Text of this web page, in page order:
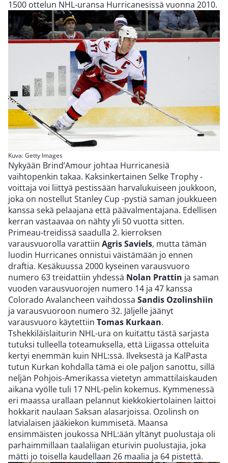
1500 ottelun NHL-uransa Hurricanesissä vuonna 2010.
Kuva: Getty Images
Nykyään Brind’Amour johtaa Hurricanesiä
vaihtopenkin takaa. Kaksinkertainen Selke Trophy -
voittaja voi liittyä pestissään harvalukuiseen joukkoon,
joka on nostellut Stanley Cup -pystiä saman joukkueen
kanssa sekä pelaajana että päävalmentajana. Edellisen
kerran vastaavaa on nähty yli 50 vuotta sitten.
Primeau-treidissä saadulla 2. kierroksen
varausvuorolla varattiin Agris Saviels, mutta tämän
luodin Hurricanes onnistui väistämään jo ennen
draftia. Kesäkuussa 2000 kyseinen varausvuoro
numero 63 treidattiin yhdessä Nolan Prattin ja saman
vuoden varausvuorojen numero 14 ja 47 kanssa
Colorado Avalancheen vaihdossa Sandis Ozolinshiin
ja varausvuoroon numero 32. Jäljelle jäänyt
varausvuoro käytettiin Tomas Kurkaan.
Tshekkiläislaiturin NHL-ura on kuitattu tästä sarjasta
tutuksi tulleella toteamuksella, että Liigassa otteluita
kertyi enemmän kuin NHL:ssä. Ilveksestä ja KalPasta
tutun Kurkan kohdalla tämä ei ole paljon sanottu, sillä
neljän Pohjois-Amerikassa vietetyn ammattilaiskauden
aikana vyölle tuli 17 NHL-pelin kokemus. Kymmenessä
eri maassa urallaan pelannut kiekkokiertolainen laittoi
hokkarit naulaan Saksan alasarjoissa. Ozolinsh on
latvialaisen jääkiekon kummisetä. Maansa
ensimmäisten joukossa NHL:ään yltänyt puolustaja oli
parhaimmillaan taalaliigan eturivin puolustajia, joka
mätti jo toisella kaudellaan 26 maalia ja 64 pistettä.